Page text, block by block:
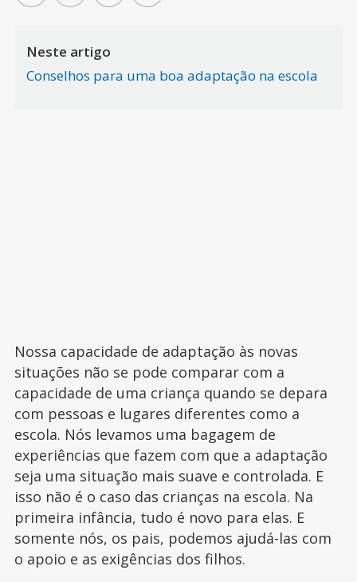
Neste artigo
Conselhos para uma boa adaptação na escola
Nossa capacidade de adaptação às novas
situações não se pode comparar com a
capacidade de uma criança quando se depara
com pessoas e lugares diferentes como a
escola. Nós levamos uma bagagem de
experiências que fazem com que a adaptação
seja uma situação mais suave e controlada. E
isso não é o caso das crianças na escola. Na
primeira infância, tudo é novo para elas. E
somente nós, os pais, podemos ajudá-las com
o apoio e as exigências dos filhos.